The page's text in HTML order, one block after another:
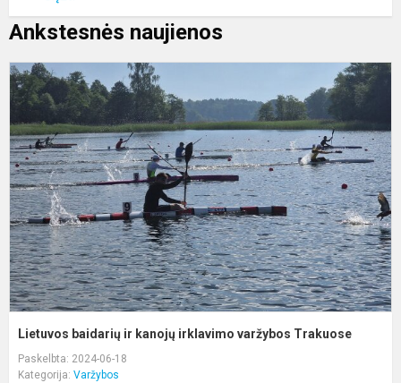
Ankstesnės naujienos
Lietuvos baidarių ir kanojų irklavimo varžybos Trakuose
Paskelbta: 2024-06-18
Kategorija: Varžybos